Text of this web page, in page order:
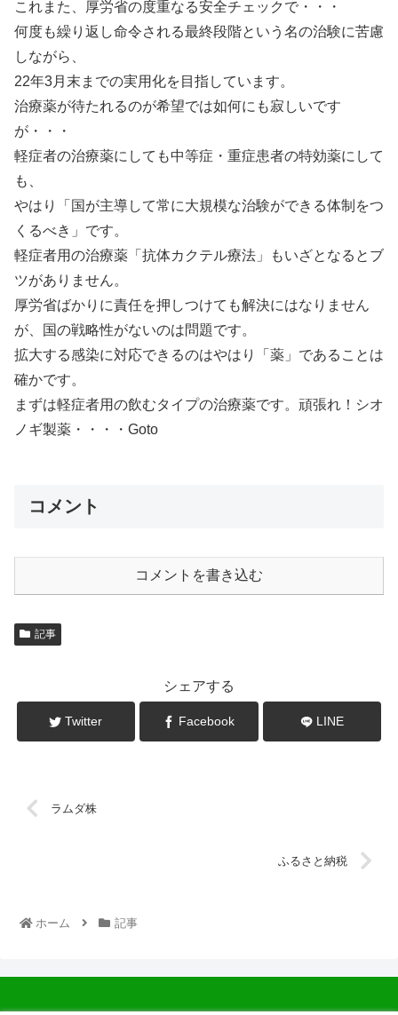
これまた、厚労省の度重なる安全チェックで・・・
何度も繰り返し命令される最終段階という名の治験に苦慮
しながら、
22年3月末までの実用化を目指しています。
治療薬が待たれるのが希望では如何にも寂しいです
が・・・
軽症者の治療薬にしても中等症・重症患者の特効薬にして
も、
やはり「国が主導して常に大規模な治験ができる体制をつ
くるべき」です。
軽症者用の治療薬「抗体カクテル療法」もいざとなるとブ
ツがありません。
厚労省ばかりに責任を押しつけても解決にはなりません
が、国の戦略性がないのは問題です。
拡大する感染に対応できるのはやはり「薬」であることは
確かです。
まずは軽症者用の飲むタイプの治療薬です。頑張れ！シオ
ノギ製薬・・・・Goto
コメント
コメントを書き込む
記事
シェアする
Twitter Facebook LINE
ラムダ株
ふるさと納税
ホーム 記事